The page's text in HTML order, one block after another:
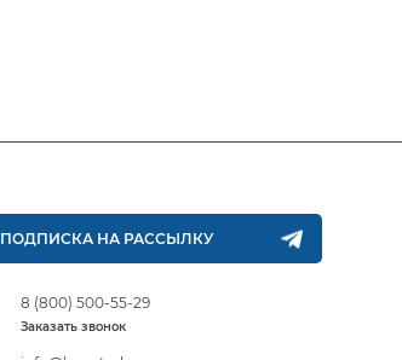
ПОДПИСКА НА РАССЫЛКУ
8 (800) 500-55-29
Заказать звонок